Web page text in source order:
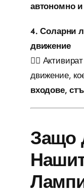
автономно
4. Соларни
движение
🚶‍♂️
движение,
входове,
Защо